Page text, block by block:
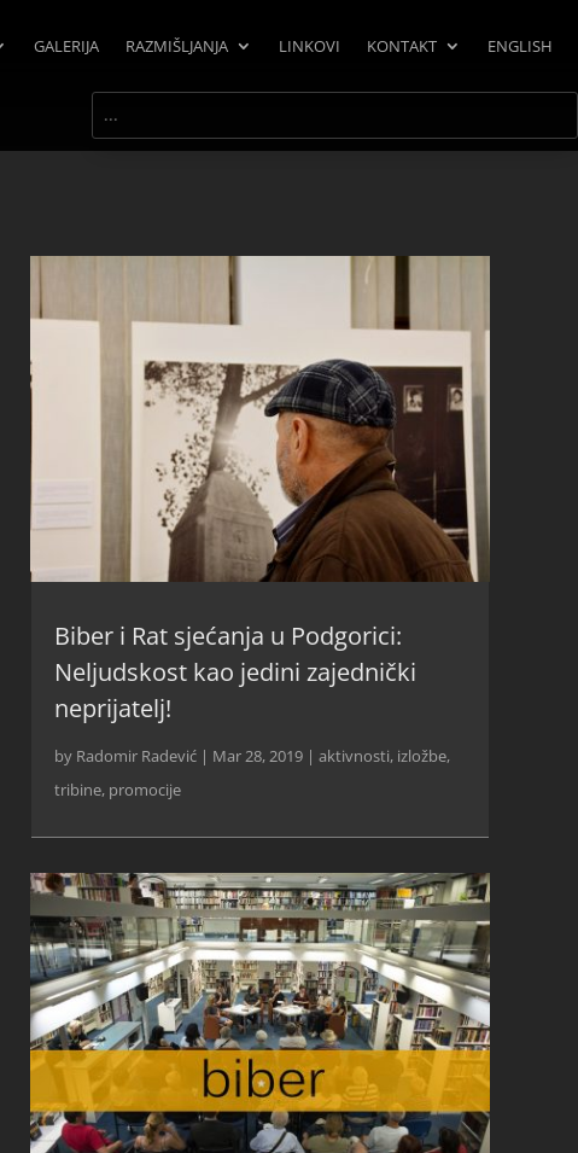
GALERIJA RAZMIŠLJANJA LINKOVI KONTAKT ENGLISH
Biber i Rat sjećanja u Podgorici:
Neljudskost kao jedini zajednički
neprijatelj!
by Radomir Radević| Mar 28, 2019| aktivnosti, izložbe,
tribine, promocije